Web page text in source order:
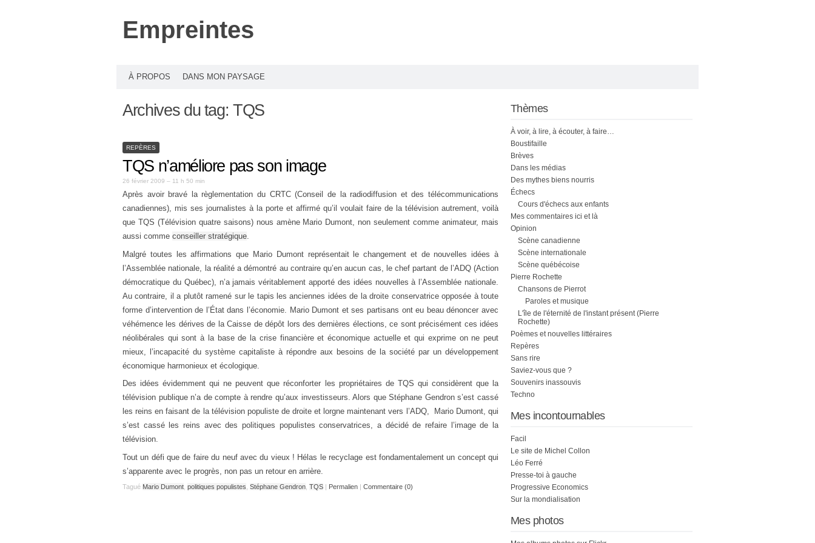
Empreintes
À PROPOS DANS MON PAYSAGE
Archives du tag:TQS
REPÈRES
TQS n’améliore pas son image
26 février 2009 – 11 h 50 min
Après avoir bravé la règlementation du CRTC (Conseil de la radiodiffusion et des télécommunications
canadiennes), mis ses journalistes à la porte et affirmé qu’il voulait faire de la télévision autrement, voilà
que TQS (Télévision quatre saisons) nous amène Mario Dumont, non seulement comme animateur, mais
aussi comme conseiller stratégique.
Malgré toutes les affirmations que Mario Dumont représentait le changement et de nouvelles idées à
l’Assemblée nationale, la réalité a démontré au contraire qu’en aucun cas, le chef partant de l’ADQ (Action
démocratique du Québec), n’a jamais véritablement apporté des idées nouvelles à l’Assemblée nationale.
Au contraire, il a plutôt ramené sur le tapis les anciennes idées de la droite conservatrice opposée à toute
forme d’intervention de l’État dans l’économie. Mario Dumont et ses partisans ont eu beau dénoncer avec
véhémence les dérives de la Caisse de dépôt lors des dernières élections, ce sont précisément ces idées
néolibérales qui sont à la base de la crise financière et économique actuelle et qui exprime on ne peut
mieux, l’incapacité du système capitaliste à répondre aux besoins de la société par un développement
économique harmonieux et écologique.
Des idées évidemment qui ne peuvent que réconforter les propriétaires de TQS qui considèrent que la
télévision publique n’a de compte à rendre qu’aux investisseurs. Alors que Stéphane Gendron s’est cassé
les reins en faisant de la télévision populiste de droite et lorgne maintenant vers l’ADQ, Mario Dumont, qui
s’est cassé les reins avec des politiques populistes conservatrices, a décidé de refaire l’image de la
télévision.
Tout un défi que de faire du neuf avec du vieux ! Hélas le recyclage est fondamentalement un concept qui
s’apparente avec le progrès, non pas un retour en arrière.
Tagué Mario Dumont politiques populistes Stéphane Gendron TQS | Permalien | Commentaire (0)
Thèmes
À voir, à lire, à écouter, à faire…
Boustifaille
Brèves
Dans les médias
Des mythes biens nourris
Échecs
Cours d'échecs aux enfants
Mes commentaires ici et là
Opinion
Scène canadienne
Scène internationale
Scène québécoise
Pierre Rochette
Chansons de Pierrot
Paroles et musique
L'île de l'éternité de l'instant présent (Pierre
Rochette)
Poèmes et nouvelles littéraires
Repères
Sans rire
Saviez-vous que ?
Souvenirs inassouvis
Techno
Mes incontournables
Facil
Le site de Michel Collon
Léo Ferré
Presse-toi à gauche
Progressive Economics
Sur la mondialisation
Mes photos